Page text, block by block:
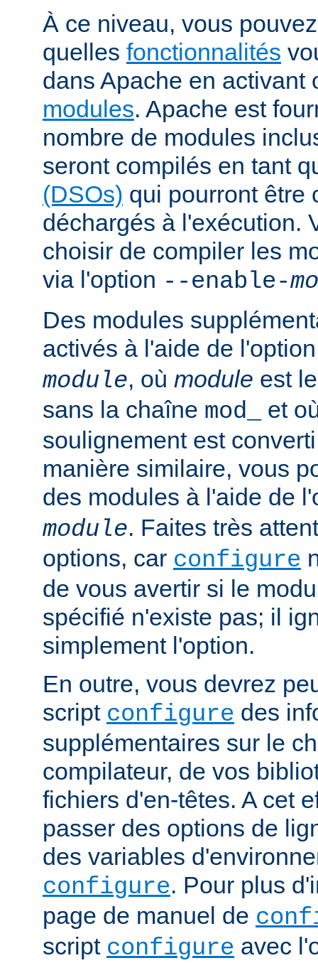
À ce niveau, vous
quelles fonctionnalités
dans Apache en activant
modules. Apache est
nombre de modules
seront compilés en tant
(DSOs) qui pourront être
déchargés à l'exécution.
choisir de compiler les
via l'option --enable-
Des modules
activés à l'aide de
module, où module est
sans la chaîne mod_
et
soulignement est
manière similaire, vous
des modules à l'aide de
module. Faites très
options, car configure
de vous avertir si le
spécifié n'existe pas; il
simplement l'option.
En outre, vous devrez
script configure des
supplémentaires sur le
compilateur, de vos
fichiers d'en-têtes. A cet
passer des options de
des variables
configure. Pour plus
page de manuel de
script configure avec